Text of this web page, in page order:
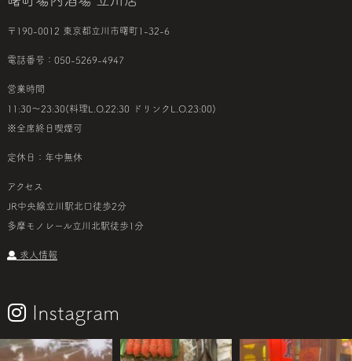
〒190-0012 東京都立川市曙町1-32-6
電話番号：050-5269-4947
営業時間
11:30～23:30(料理L.O.22:30 ドリンクL.O.23:00)
※全席終日喫煙可
定休日：年中無休
アクセス
JR中央線立川駅北口徒歩2分
多摩モノレール立川北駅徒歩1分
求人情報
Instagram